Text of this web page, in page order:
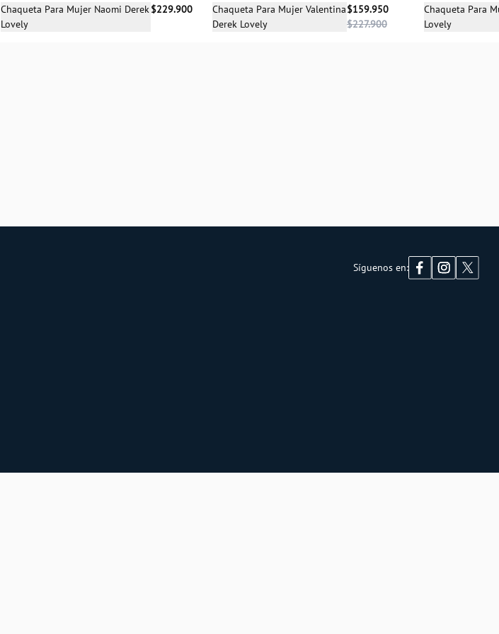
Selecciona una talla
Chaqueta Para Mujer Naomi Derek
Lovely
$229.900 Selecciona una talla
Chaqueta Para Mujer Valentina
Derek Lovely
$159.950
$227.900
Chaqueta Para
Lovely
Síguenos en: